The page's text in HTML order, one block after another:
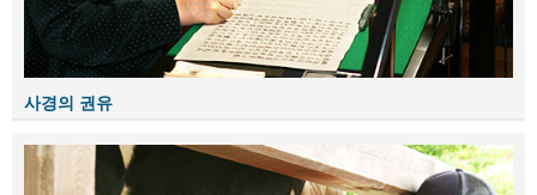
사경의 권유